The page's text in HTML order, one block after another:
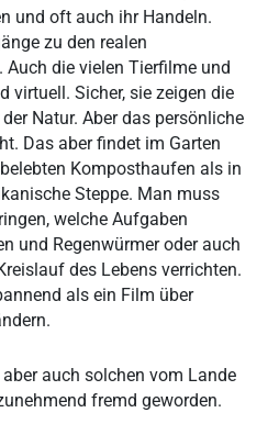
und oft auch ihr Handeln.
zu den realen
Auch die vielen Tierfilme und
virtuell. Sicher, sie zeigen die
Natur. Aber das persönliche
Das aber findet im Garten
Komposthaufen als in
Steppe. Man muss
welche Aufgaben
und Regenwürmer oder auch
des Lebens verrichten.
als ein Film über
auch solchen vom Lande
fremd geworden.